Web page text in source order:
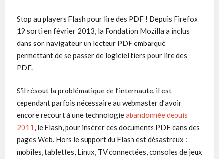
Stop au players Flash pour lire des PDF ! Depuis Firefox
19 sorti en février 2013, la Fondation Mozilla a inclus
dans son navigateur un lecteur PDF embarqué
permettant de se passer de logiciel tiers pour lire des
PDF.
S’il résout la problématique de l’internaute, il est
cependant parfois nécessaire au webmaster d’avoir
encore recourt à une technologieabandonnée depuis
2011, le Flash, pour insérer des documents PDF dans des
pages Web. Hors le support du Flash est désastreux :
mobiles, tablettes, Linux, TV connectées, consoles de jeux